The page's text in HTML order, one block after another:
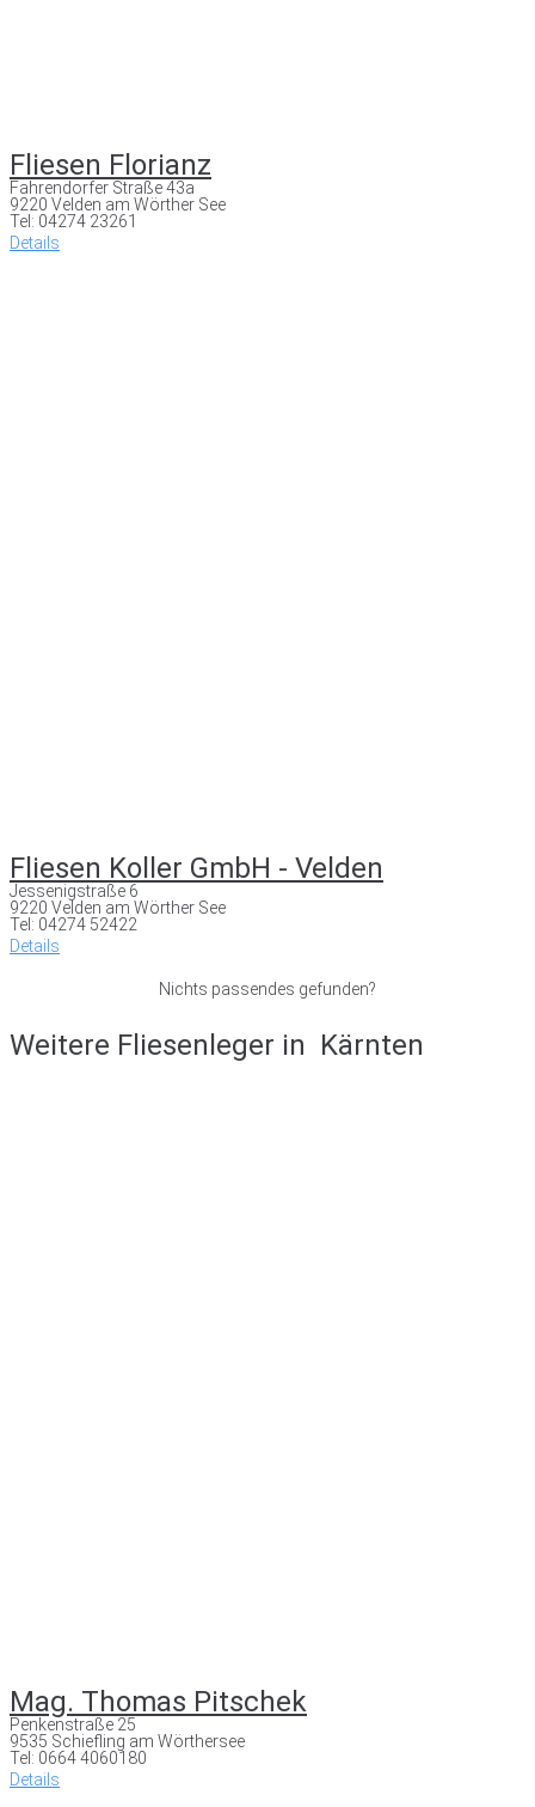
Fliesen Florianz
Fahrendorfer Straße 43a
9220 Velden am Wörther See
Tel: 04274 23261
Details
Fliesen Koller GmbH - Velden
Jessenigstraße 6
9220 Velden am Wörther See
Tel: 04274 52422
Details
Nichts passendes gefunden?
Weitere Fliesenleger in Kärnten
Mag. Thomas Pitschek
Penkenstraße 25
9535 Schiefling am Wörthersee
Tel: 0664 4060180
Details